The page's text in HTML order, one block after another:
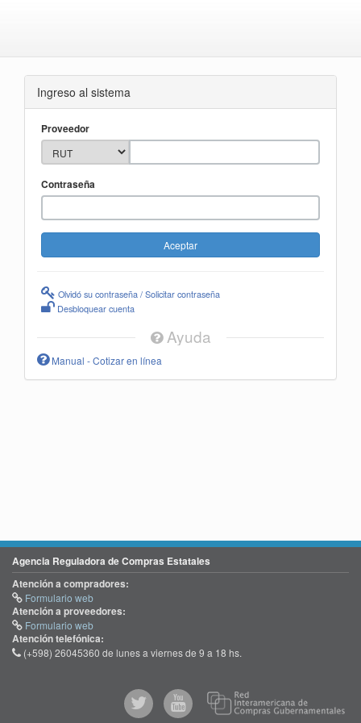
Ingreso al sistema
Proveedor
Contraseña
Olvidó su contraseña / Solicitar contraseña
Desbloquear cuenta
Ayuda
Manual - Cotizar en línea
Agencia Reguladora de Compras Estatales
Atención a compradores:
Formulario web
Atención a proveedores:
Formulario web
Atención telefónica:
(+598) 26045360 de lunes a viernes de 9 a 18 hs.
@comprasgubuy
ACCE